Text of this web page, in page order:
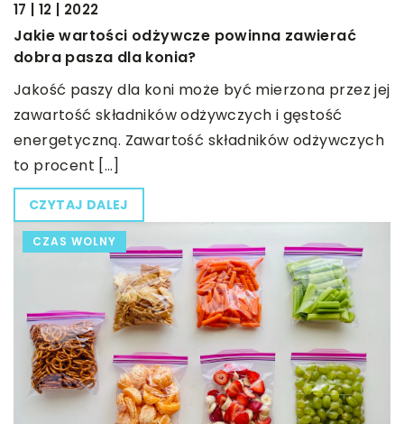
17 | 12 | 2022
Jakie wartości odżywcze powinna zawierać
dobra pasza dla konia?
Jakość paszy dla koni może być mierzona przez jej
zawartość składników odżywczych i gęstość
energetyczną. Zawartość składników odżywczych
to procent […]
CZYTAJ DALEJ
CZAS WOLNY